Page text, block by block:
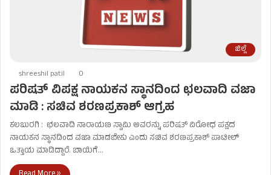
ಜಿಲ್ಲೆ
shreeshil patil 0
ಪರಿಷತ್ ವಿಪಕ್ಷ ನಾಯಕನ ಸ್ಥಾನದಿಂದ ಛಲವಾದಿ ವಜಾ
ಮಾಡಿ : ಸಚಿವ ಶರಣಪ್ರಕಾಶ್​ ಆಗ್ರಹ
ಕಲಬುರಗಿ : ಛಲವಾದಿ ನಾರಾಯಣ ಸ್ವಾಮಿ ಅವರನ್ನು ಪರಿಷತ್ ವಿರೋಧ ಪಕ್ಷದ
ನಾಯಕನ ಸ್ಥಾನದಿಂದ ವಜಾ ಮಾಡಬೇಕು ಎಂದು ಸಚಿವ ಶರಣಪ್ರಕಾಶ್ ಪಾಟೀಲ್
ಒತ್ತಾಯ ಮಾಡಿದ್ದಾರೆ. ಬಾಯಿಗೆ…